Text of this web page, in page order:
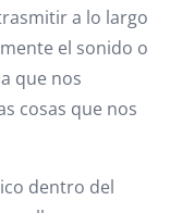
a lo largo
el sonido o
que nos
cosas que nos
dentro del